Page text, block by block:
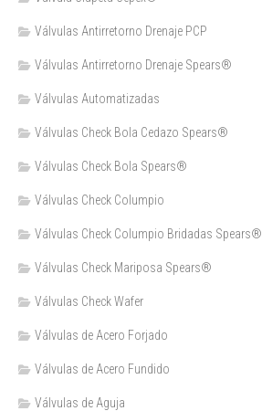
Válvulas Antirretorno Drenaje PCP
Válvulas Antirretorno Drenaje Spears®
Válvulas Automatizadas
Válvulas Check Bola Cedazo Spears®
Válvulas Check Bola Spears®
Válvulas Check Columpio
Válvulas Check Columpio Bridadas Spears®
Válvulas Check Mariposa Spears®
Válvulas Check Wafer
Válvulas de Acero Forjado
Válvulas de Acero Fundido
Válvulas de Aguja